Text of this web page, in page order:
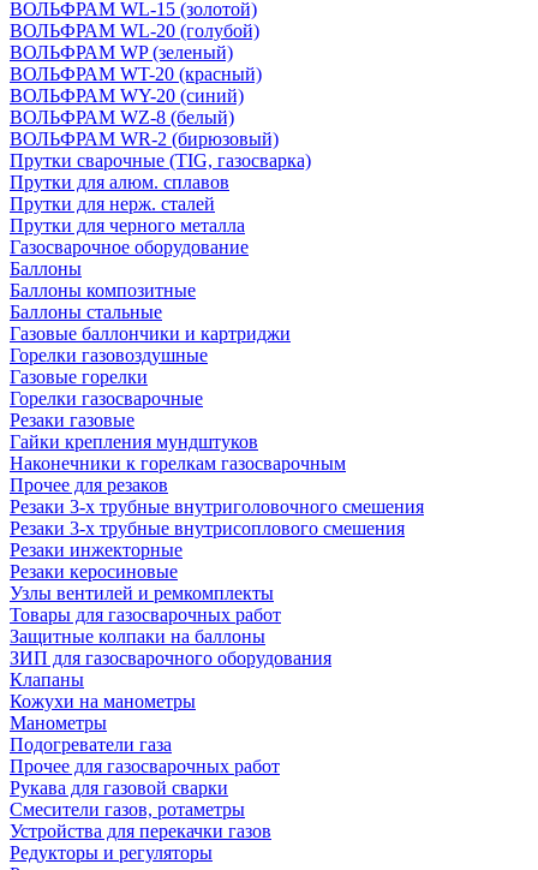
ВОЛЬФРАМ WL-15 (золотой)
ВОЛЬФРАМ WL-20 (голубой)
ВОЛЬФРАМ WP (зеленый)
ВОЛЬФРАМ WT-20 (красный)
ВОЛЬФРАМ WY-20 (синий)
ВОЛЬФРАМ WZ-8 (белый)
ВОЛЬФРАМ WR-2 (бирюзовый)
Прутки сварочные (TIG, газосварка)
Прутки для алюм. сплавов
Прутки для нерж. сталей
Прутки для черного металла
Газосварочное оборудование
Баллоны
Баллоны композитные
Баллоны стальные
Газовые баллончики и картриджи
Горелки газовоздушные
Газовые горелки
Горелки газосварочные
Резаки газовые
Гайки крепления мундштуков
Наконечники к горелкам газосварочным
Прочее для резаков
Резаки 3-х трубные внутриголовочного смешения
Резаки 3-х трубные внутрисоплового смешения
Резаки инжекторные
Резаки керосиновые
Узлы вентилей и ремкомплекты
Товары для газосварочных работ
Защитные колпаки на баллоны
ЗИП для газосварочного оборудования
Клапаны
Кожухи на манометры
Манометры
Подогреватели газа
Прочее для газосварочных работ
Рукава для газовой сварки
Смесители газов, ротаметры
Устройства для перекачки газов
Редукторы и регуляторы